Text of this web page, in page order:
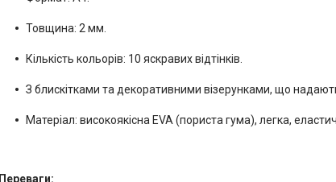
Товщина: 2 мм.
Кількість кольорів: 10 яскравих відтінків.
З блискітками та декоративними візерунками, що
Матеріал: високоякісна EVA (пориста гума), легка,
Переваги: